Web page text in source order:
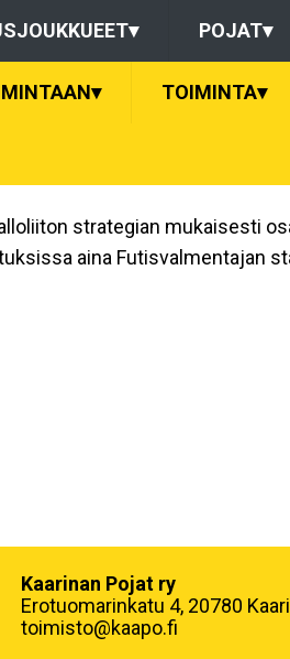
▾ POJAT▾
▾ TOIMINTA▾
strategian mukaisesti
aina Futisvalmentajan
Kaarinan Pojat ry
Erotuomarinkatu 4, 20780
toimisto@kaapo.fi